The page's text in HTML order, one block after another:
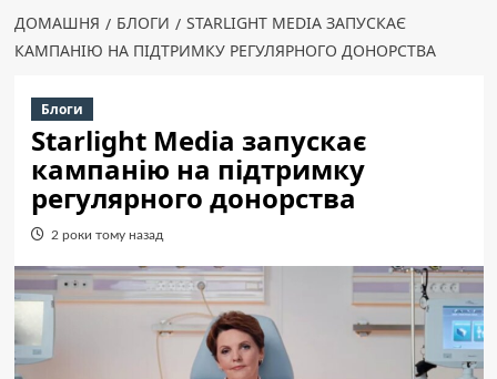
ДОМАШНЯ БЛОГИ
STARLIGHT MEDIA ЗАПУСКАЄ
КАМПАНІЮ НА ПІДТРИМКУ РЕГУЛЯРНОГО ДОНОРСТВА
Блоги
Starlight Media запускає
кампанію на підтримку
регулярного донорства
2 роки тому назад